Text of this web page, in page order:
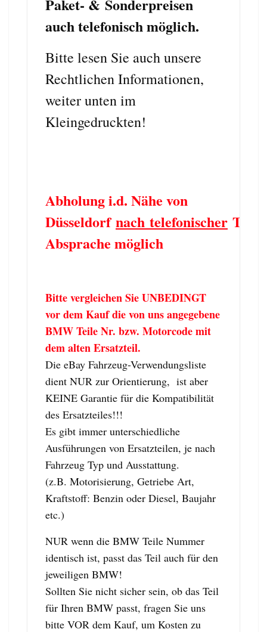
Paket- & Sonderpreisen
auch telefonisch möglich.
Bitte lesen Sie auch unsere
Rechtlichen Informationen,
weiter unten im
Kleingedruckten!
Abholung i.d. Nähe von
Düsseldorfnach telefonischer
Absprache möglich
Bitte vergleichen Sie UNBEDINGT
vor dem Kauf die von uns angegebene
BMW Teile Nr. bzw. Motorcode mit
dem alten Ersatzteil.
Die eBay Fahrzeug-Verwendungsliste
dient NUR zur Orientierung, ist aber
KEINE Garantie für die Kompatibilität
des Ersatzteiles!!!
Es gibt immer unterschiedliche
Ausführungen von Ersatzteilen, je nach
Fahrzeug Typ und Ausstattung.
(z.B. Motorisierung, Getriebe Art,
Kraftstoff: Benzin oder Diesel, Baujahr
etc.)
NUR wenn die BMW Teile Nummer
identisch ist, passt das Teil auch für den
jeweiligen BMW!
Sollten Sie nicht sicher sein, ob das Teil
für Ihren BMW passt, fragen Sie uns
bitte VOR dem Kauf, um Kosten zu